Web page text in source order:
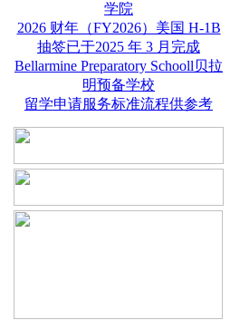
学院
2026 财年（FY2026）美国 H-1B
抽签已于2025 年 3 月完成
Bellarmine Preparatory Schooll贝拉
明预备学校
留学申请服务标准流程供参考